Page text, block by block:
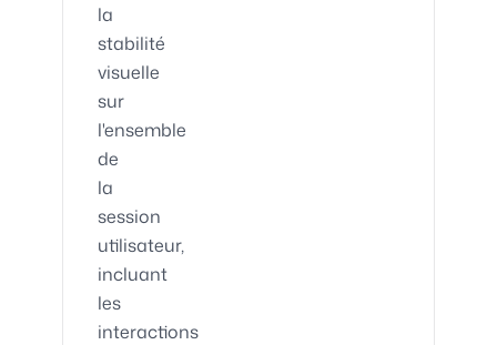
la
stabilité
visuelle
sur
l'ensemble
de
la
session
utilisateur,
incluant
les
interactions